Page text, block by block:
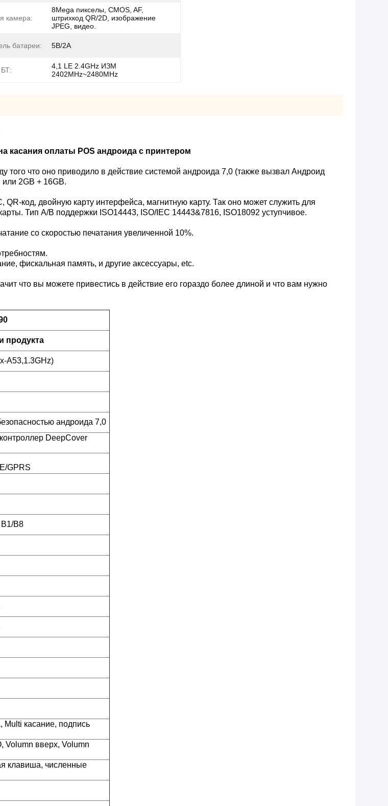
камера:
8Mega пикселы, CMOS, AF,
штрихкод QR/2D, изображение
JPEG, видео.
батареи: 5В/2А
БТ:
4,1 LE 2.4GHz ИЗМ
2402MHz~2480MHz
оплаты POS андроида с принтером
что оно приводило в действие системой андроида 7,0 (также вызвал Андроид
2GB + 16GB.
QR-код, двойную карту интерфейса, магнитную карту. Так оно может служить для
Тип A/B поддержки ISO14443, ISO/IEC 14443&7816, ISO18092 уступчивое.
со скоростью печатания увеличенной 10%.
фискальная память, и другие аксессуары, etc.
что вы можете привестись в действие его гораздо более длиной и что вам нужно
продукта
A53,1.3GHz)
андроида 7,0
DeepCover
GPRS
B8
Multi касание, подпись
вверх, Volumn
клавиша, численные